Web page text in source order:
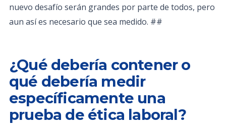
nuevo desafío serán grandes por parte de todos, pero
aun así es necesario que sea medido. ##
¿Qué debería contener o
qué debería medir
específicamente una
prueba de ética laboral?